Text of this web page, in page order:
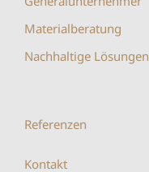
Materialberatung
Nachhaltige Lösungen
Referenzen
Kontakt